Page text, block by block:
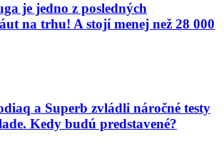
je jedno z posledných
na trhu! A stojí menej než 28 000
a Superb zvládli náročné testy
Kedy budú predstavené?